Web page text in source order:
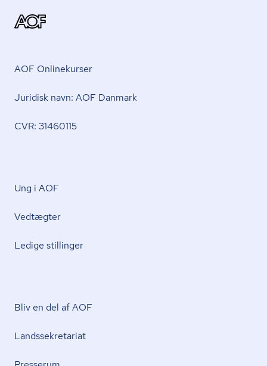
AOF Onlinekurser
Juridisk navn: AOF Danmark
CVR: 31460115
Ung i AOF
Vedtægter
Ledige stillinger
Bliv en del af AOF
Lands­se­kre­ta­ri­at